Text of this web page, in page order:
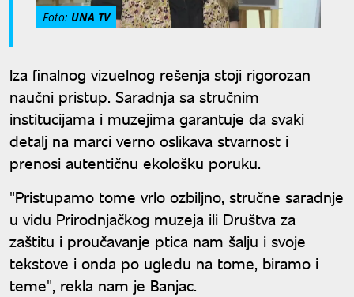
Foto: UNA TV
Iza finalnog vizuelnog rešenja stoji rigorozan
naučni pristup. Saradnja sa stručnim
institucijama i muzejima garantuje da svaki
detalj na marci verno oslikava stvarnost i
prenosi autentičnu ekološku poruku.
"Pristupamo tome vrlo ozbiljno, stručne saradnje
u vidu Prirodnjačkog muzeja ili Društva za
zaštitu i proučavanje ptica nam šalju i svoje
tekstove i onda po ugledu na tome, biramo i
teme", rekla nam je Banjac.